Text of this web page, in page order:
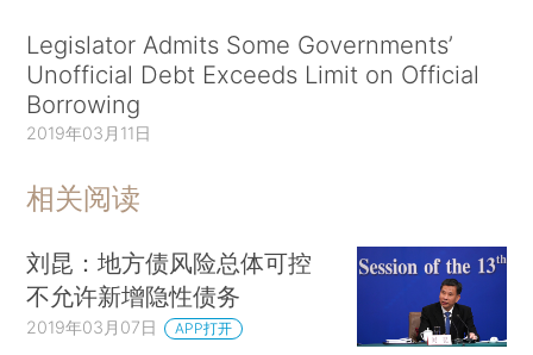
Legislator Admits Some Governments’
Unofficial Debt Exceeds Limit on Official
Borrowing
2019年03月11日
相关阅读
刘昆：地方债风险总体可控
不允许新增隐性债务
2019年03月07日 APP打开